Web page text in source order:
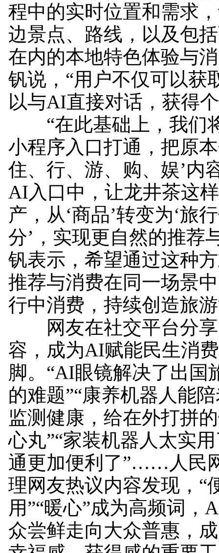
程中的实时位置和需求
边景点、路线，以及包
在内的本地特色体验与
钒说，“用户不仅可以获
以与AI直接对话，获得
“在此基础上，我们
小程序入口打通，把原
住、行、游、购、娱’内
AI入口中，让龙井茶这
产，从‘商品’转变为‘旅
分’，实现更自然的推荐
钒表示，希望通过这种
推荐与消费在同一场景
行中消费，持续创造旅
网友在社交平台分享
容，成为AI赋能民生消
脚。“AI眼镜解决了出国
的难题”“康养机器人能
监测健康，给在外打拼
心丸”“家装机器人太实
通更加便利了”……人民
理网友热议内容发现，“
用”“暖心”成为高频词，
众尝鲜走向大众普惠，